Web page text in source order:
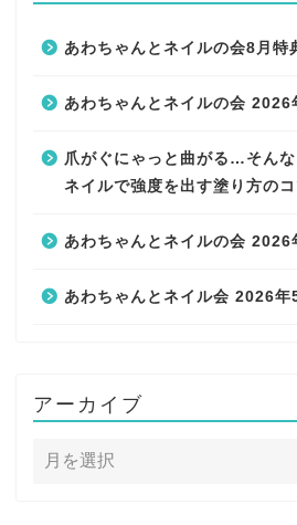
あわちゃんとネイルの会8月特
あわちゃんとネイルの会 2026
爪がぐにゃっと曲がる…そん
ネイルで強度を出す塗り方のコ
あわちゃんとネイルの会 2026
あわちゃんとネイル会 2026年
アーカイブ